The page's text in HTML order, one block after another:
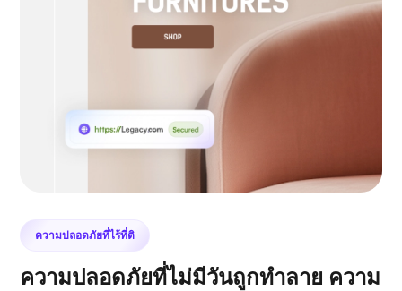
ความปลอดภัยที่ไร้ที่ติ
ความปลอดภัยที่ไม่มีวันถูกทำลาย ความ